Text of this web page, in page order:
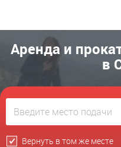
Аренда и
в
Вернуть в том же месте